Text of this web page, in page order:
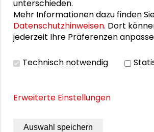
Shaikh-Yousef
Jazz und die Vereinten Nationen –
diese zwei Felder überschneiden
Residence-Programms „The Sound
UNO & Jazz“, das gemeinsam mit
unterschieden.
Mehr Informationen dazu finden
Datenschutzhinweisen. Dort
jederzeit Ihre Präferenzen
Technisch notwendig
Erweiterte Einstellungen
Auswahl speichern